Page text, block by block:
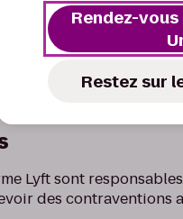
pourraient vous
comment accéder
Lyft sont
des contraventions
Rendez-
Restez sur